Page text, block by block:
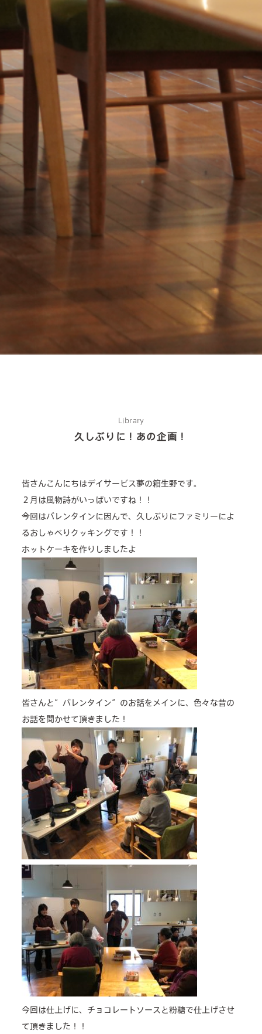
2 types of day service
home helper
facilities
cafe
news & events
Library
久しぶりに！あの企画！
皆さんこんにちはデイサービス夢の箱生野です。
２月は風物詩がいっぱいですね！！
今回はバレンタインに因んで、久しぶりにファミリーによ
るおしゃべりクッキングです！！
ホットケーキを作りしましたよ
皆さんと”バレンタイン”のお話をメインに、色々な昔の
お話を聞かせて頂きました！
今回は仕上げに、チョコレートソースと粉糖で仕上げさせ
て頂きました！！